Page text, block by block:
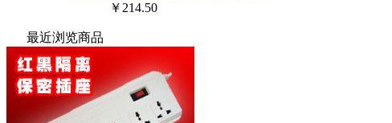
￥214.50
最近浏览商品